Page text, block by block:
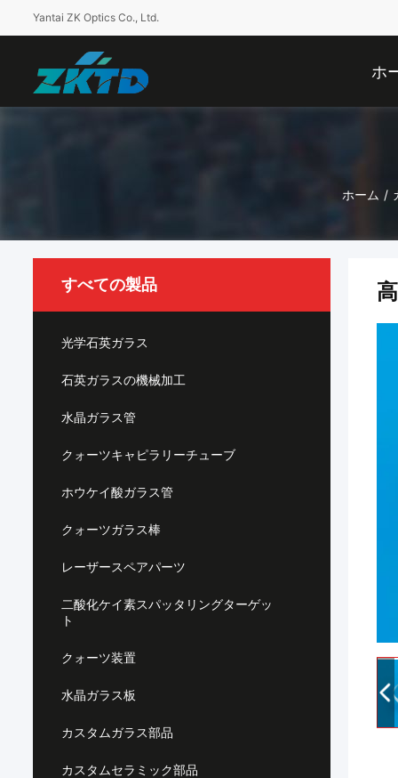
Yantai ZK Optics Co., Ltd.
ホ
ホーム /
すべての製品
光学石英ガラス
石英ガラスの機械加工
水晶ガラス管
クォーツキャピラリーチューブ
ホウケイ酸ガラス管
クォーツガラス棒
レーザースペアパーツ
二酸化ケイ素スパッタリングターゲッ
ト
クォーツ装置
水晶ガラス板
カスタムガラス部品
カスタムセラミック部品